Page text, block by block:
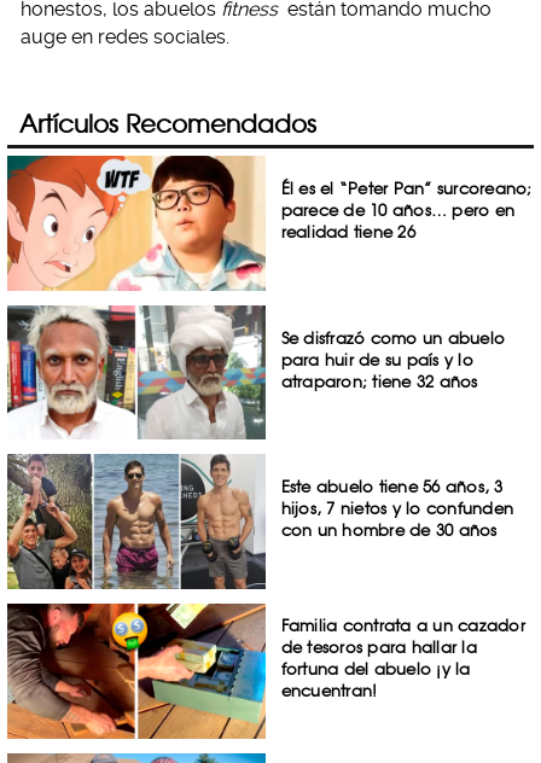
honestos, los abuelos fitness están tomando mucho
auge en redes sociales.
Artículos Recomendados
Él es el “Peter Pan” surcoreano;
parece de 10 años… pero en
realidad tiene 26
Se disfrazó como un abuelo
para huir de su país y lo
atraparon; tiene 32 años
Este abuelo tiene 56 años, 3
hijos, 7 nietos y lo confunden
con un hombre de 30 años
Familia contrata a un cazador
de tesoros para hallar la
fortuna del abuelo ¡y la
encuentran!